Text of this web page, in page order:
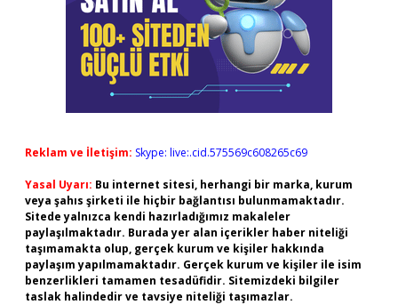
Reklam ve İletişim: Skype: live:.cid.575569c608265c69
Yasal Uyarı: Bu internet sitesi, herhangi bir marka, kurum
veya şahıs şirketi ile hiçbir bağlantısı bulunmamaktadır.
Sitede yalnızca kendi hazırladığımız makaleler
paylaşılmaktadır. Burada yer alan içerikler haber niteliği
taşımamakta olup, gerçek kurum ve kişiler hakkında
paylaşım yapılmamaktadır. Gerçek kurum ve kişiler ile isim
benzerlikleri tamamen tesadüfidir. Sitemizdeki bilgiler
taslak halindedir ve tavsiye niteliği taşımazlar.